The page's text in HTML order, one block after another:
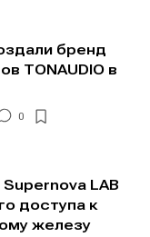
бренд
TONAUDIO в
0
LAB
доступа к
железу